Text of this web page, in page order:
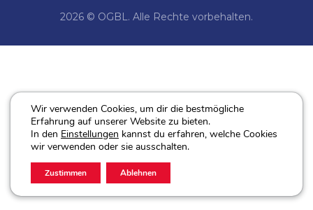
2026 © OGBL. Alle Rechte vorbehalten.
Wir verwenden Cookies, um dir die bestmögliche
Erfahrung auf unserer Website zu bieten.
In den Einstellungen kannst du erfahren, welche Cookies
wir verwenden oder sie ausschalten.
Zustimmen Ablehnen